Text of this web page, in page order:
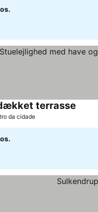
terrasse
da cidade